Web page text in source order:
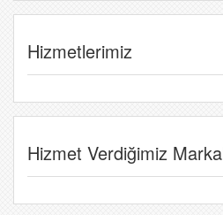
Hizmetlerimiz
Hizmet Verdiğimiz